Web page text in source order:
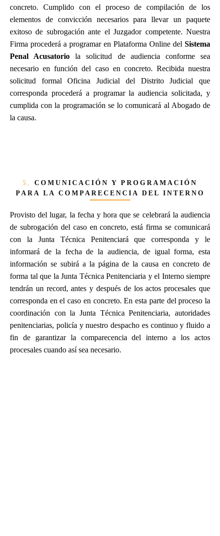
concreto. Cumplido con el proceso de compilación de los
elementos de convicción necesarios para llevar un paquete
exitoso de subrogación ante el Juzgador competente. Nuestra
Firma procederá a programar en Plataforma Online del Sistema
Penal Acusatorio la solicitud de audiencia conforme sea
necesario en función del caso en concreto. Recibida nuestra
solicitud formal Oficina Judicial del Distrito Judicial que
corresponda procederá a programar la audiencia solicitada, y
cumplida con la programación se lo comunicará al Abogado de
la causa.
5. COMUNICACIÓN Y PROGRAMACIÓN
PARA LA COMPARECENCIA DEL INTERNO
Provisto del lugar, la fecha y hora que se celebrará la audiencia
de subrogación del caso en concreto, está firma se comunicará
con la Junta Técnica Penitenciará que corresponda y le
informará de la fecha de la audiencia, de igual forma, esta
información se subirá a la página de la causa en concreto de
forma tal que la Junta Técnica Penitenciaria y el Interno siempre
tendrán un record, antes y después de los actos procesales que
corresponda en el caso en concreto. En esta parte del proceso la
coordinación con la Junta Técnica Penitenciaria, autoridades
penitenciarias, policía y nuestro despacho es continuo y fluido a
fin de garantizar la comparecencia del interno a los actos
procesales cuando así sea necesario.